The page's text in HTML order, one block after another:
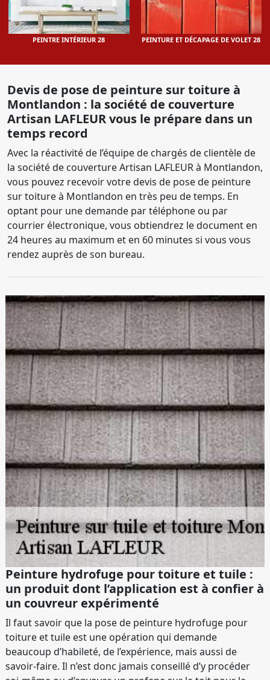
PEINTRE INTÉRIEUR 28 PEINTURE ET DÉCAPAGE DE VOLET 28
Devis de pose de peinture sur toiture à
Montlandon : la société de couverture
Artisan LAFLEUR vous le prépare dans un
temps record
Avec la réactivité de l’équipe de chargés de clientèle de
la société de couverture Artisan LAFLEUR à Montlandon,
vous pouvez recevoir votre devis de pose de peinture
sur toiture à Montlandon en très peu de temps. En
optant pour une demande par téléphone ou par
courrier électronique, vous obtiendrez le document en
24 heures au maximum et en 60 minutes si vous vous
rendez auprès de son bureau.
Peinture hydrofuge pour toiture et tuile :
un produit dont l’application est à confier à
un couvreur expérimenté
Il faut savoir que la pose de peinture hydrofuge pour
toiture et tuile est une opération qui demande
beaucoup d’habileté, de l’expérience, mais aussi de
savoir-faire. Il n’est donc jamais conseillé d’y procéder